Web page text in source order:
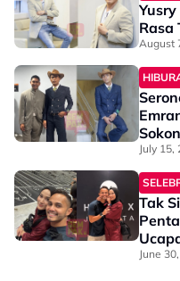
Rasa
August
July 15,
Tak
June